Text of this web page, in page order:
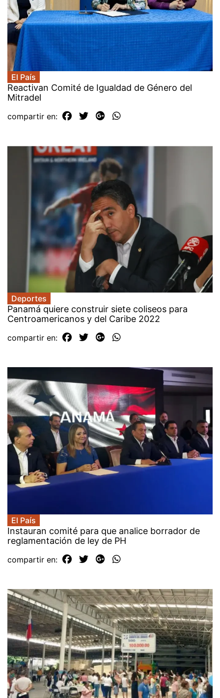
El País
Reactivan Comité de Igualdad de Género del
Mitradel
compartir en:
Deportes
Panamá quiere construir siete coliseos para
Centroamericanos y del Caribe 2022
compartir en:
El País
Instauran comité para que analice borrador de
reglamentación de ley de PH
compartir en: